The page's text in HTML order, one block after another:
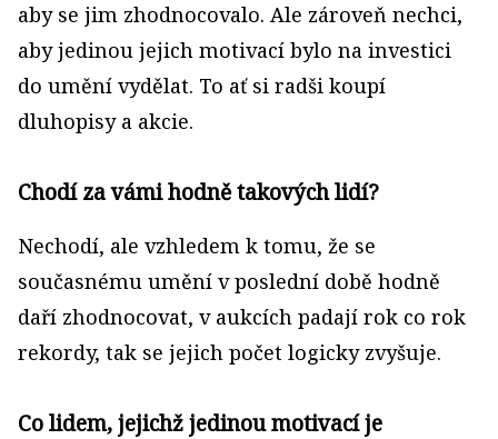
aby se jim zhodnocovalo. Ale zároveň nechci,
aby jedinou jejich motivací bylo na investici
do umění vydělat. To ať si radši koupí
dluhopisy a akcie.
Chodí za vámi hodně takových lidí?
Nechodí, ale vzhledem k tomu, že se
současnému umění v poslední době hodně
daří zhodnocovat, v aukcích padají rok co rok
rekordy, tak se jejich počet logicky zvyšuje.
Co lidem, jejichž jedinou motivací je